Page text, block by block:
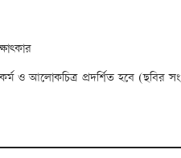
ও আলোকচিত্র প্রদর্শিত হবে (ছবির